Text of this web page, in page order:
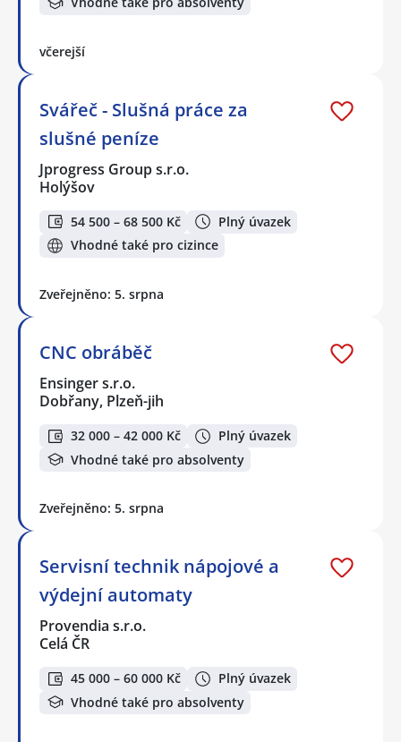
včerejší
Svářeč - Slušná práce za
slušné peníze
Jprogress Group s.r.o.
Holýšov
54 500 – 68 500 Kč
Plný úvazek
Vhodné také pro cizince
Zveřejněno: 5. srpna
CNC obráběč
Ensinger s.r.o.
Dobřany, Plzeň-jih
32 000 – 42 000 Kč
Plný úvazek
Vhodné také pro absolventy
Zveřejněno: 5. srpna
Servisní technik nápojové a
výdejní automaty
Provendia s.r.o.
Celá ČR
45 000 – 60 000 Kč
Plný úvazek
Vhodné také pro absolventy